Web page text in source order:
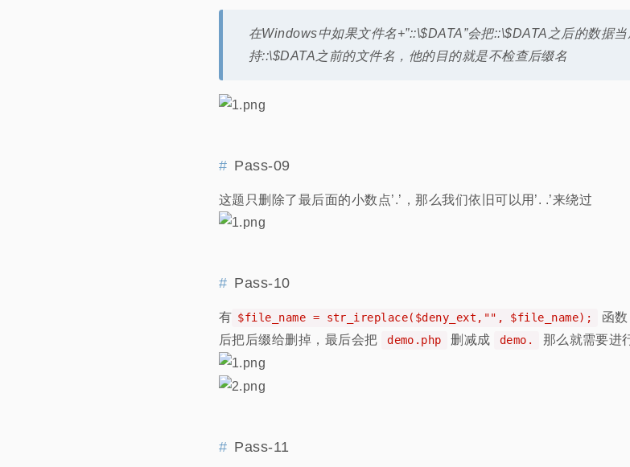
在Windows中如果文件名+”::\$DATA”会把::\$DATA之后的数据
持::\$DATA之前的文件名，他的目的就是不检查后缀名
Pass-09
这题只删除了最后面的小数点’.’，那么我们依旧可以用’. .’来绕过
Pass-10
有 $file_name = str_ireplace($deny_ext,"", $file_name);
函
后把后缀给删掉，最后会把
demo.php 删减成 demo. 那么就需要进
Pass-11